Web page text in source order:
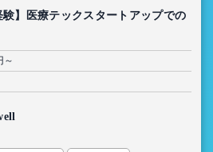
験】医療テックスタートアップでの
～